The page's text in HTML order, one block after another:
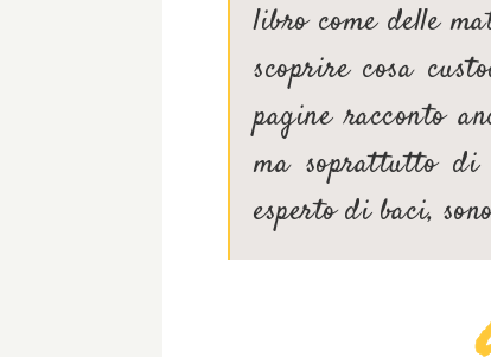
libro come delle
scoprire cosa
pagine racconto
ma soprattutto di
esperto di baci,